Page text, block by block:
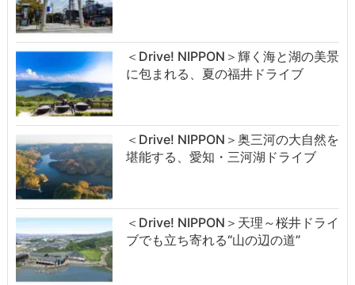
＜Drive! NIPPON＞輝く海と湖の美景
に包まれる、夏の福井ドライブ
＜Drive! NIPPON＞奥三河の大自然を
堪能する、愛知・三河湖ドライブ
＜Drive! NIPPON＞天理～桜井ドライ
ブでも立ち寄れる“山の辺の道”